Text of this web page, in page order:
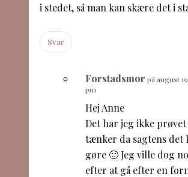
i stedet, så man kan skære det i
Svar
Forstadsmor på august
pm
Hej Anne
Det har jeg ikke prøvet
tænker da sagtens det
gøre 🙂 Jeg ville dog
efter at gå efter en